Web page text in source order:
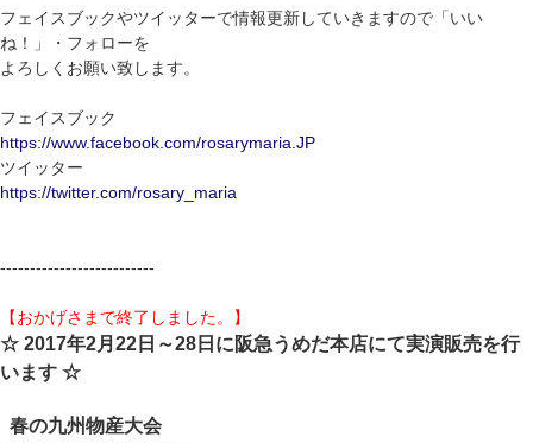
フェイスブックやツイッターで情報更新していきますので「いい
ね！」・フォローを
よろしくお願い致します。
フェイスブック
https://www.facebook.com/rosarymaria.JP
ツイッター
https://twitter.com/rosary_maria
--------------------------
【おかげさまで終了しました。】
☆ 2017年2月22日～28日に阪急うめだ本店にて実演販売を行
います ☆
春の九州物産大会